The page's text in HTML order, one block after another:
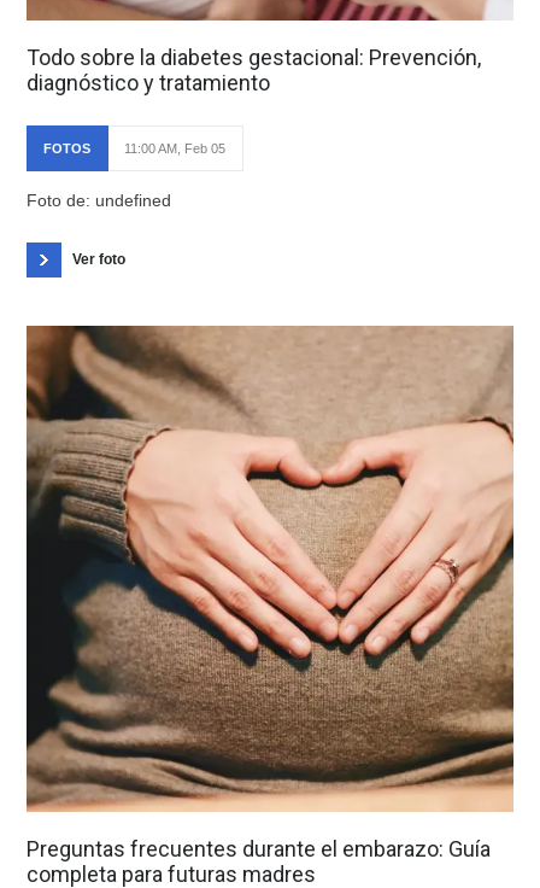
Todo sobre la diabetes gestacional: Prevención,
diagnóstico y tratamiento
FOTOS 11:00 AM, Feb 05
Foto de: undefined
Ver foto
Preguntas frecuentes durante el embarazo: Guía
completa para futuras madres